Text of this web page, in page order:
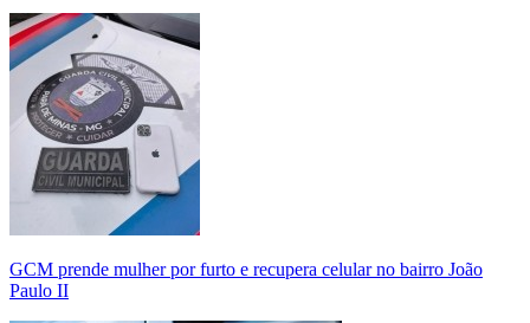
GCM prende mulher por furto e recupera celular no bairro João
Paulo II